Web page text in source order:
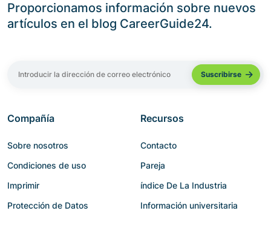
Proporcionamos información sobre nuevos
artículos en el blog CareerGuide24.
Compañía
Sobre nosotros
Condiciones de uso
Imprimir
Protección de Datos
Recursos
Contacto
Pareja
índice De La Industria
Información universitaria